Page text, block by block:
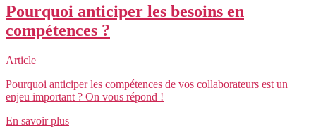
Pourquoi anticiper les besoins en
compétences ?
Article
Pourquoi anticiper les compétences de vos collaborateurs est un
enjeu important ? On vous répond !
En savoir plus